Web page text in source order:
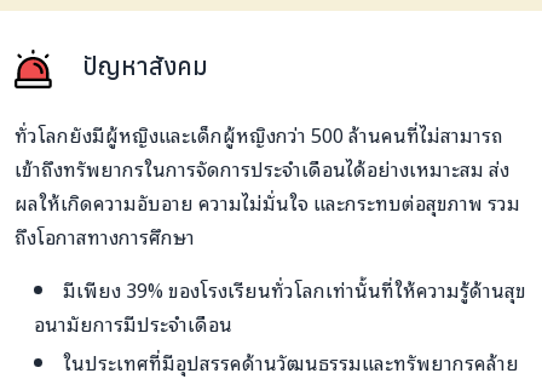
ปัญหาสังคม
ทั่วโลกยังมีผู้หญิงและเด็กผู้หญิงกว่า 500 ล้านคนที่ไม่สามารถ
เข้าถึงทรัพยากรในการจัดการประจำเดือนได้อย่างเหมาะสม ส่ง
ผลให้เกิดความอับอาย ความไม่มั่นใจ และกระทบต่อสุขภาพ รวม
ถึงโอกาสทางการศึกษา
มีเพียง 39% ของโรงเรียนทั่วโลกเท่านั้นที่ให้ความรู้ด้านสุข
อนามัยการมีประจำเดือน
ในประเทศที่มีอุปสรรคด้านวัฒนธรรมและทรัพยากรคล้าย